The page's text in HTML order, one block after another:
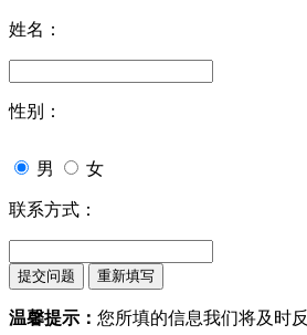
姓名：
性别：
男 女
联系方式：
温馨提示： 您所填的信息我们将及时